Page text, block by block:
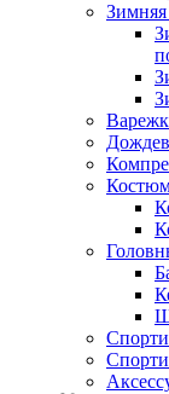
Зимняя